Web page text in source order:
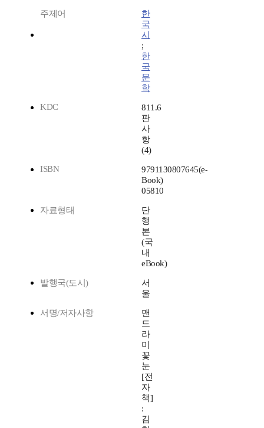
주제어
한
국
시
;
한
국
문
학
KDC
811.6
판
사
항
(4)
ISBN
9791130807645(e-
Book)
05810
자료형태
단
행
본
(국
내
eBook)
발행국(도시)
서
울
서명/저자사항
맨
드
라
미
꽃
눈
[전
자
책]
:
김